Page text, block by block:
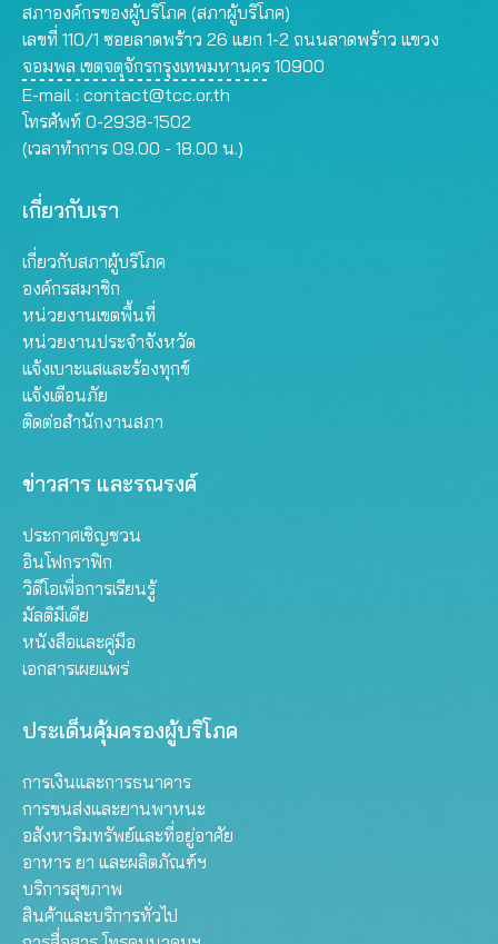
สภาองค์กรของผู้บริโภค (สภาผู้บริโภค)
เลขที่ 110/1 ซอยลาดพร้าว 26 แยก 1-2 ถนนลาดพร้าว แขวง
จอมพล เขตจตุจักรกรุงเทพมหานคร 10900
E-mail : contact@tcc.or.th
โทรศัพท์ 0-2938-1502
(เวลาทำการ 09.00 - 18.00 น.)
เกี่ยวกับเรา
เกี่ยวกับสภาผู้บริโภค
องค์กรสมาชิก
หน่วยงานเขตพื้นที่
หน่วยงานประจำจังหวัด
แจ้งเบาะแสและร้องทุกข์
แจ้งเตือนภัย
ติดต่อสำนักงานสภา
ข่าวสาร และรณรงค์
ประกาศเชิญชวน
อินโฟกราฟิก
วิดีโอเพื่อการเรียนรู้
มัลติมีเดีย
หนังสือและคู่มือ
เอกสารเผยแพร่
ประเด็นคุ้มครองผู้บริโภค
การเงินและการธนาคาร
การขนส่งและยานพาหนะ
อสังหาริมทรัพย์และที่อยู่อาศัย
อาหาร ยา และผลิตภัณฑ์ฯ
บริการสุขภาพ
สินค้าและบริการทั่วไป